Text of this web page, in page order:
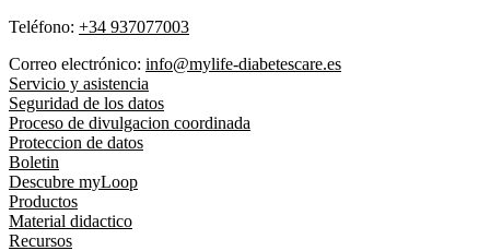
Teléfono: +34 937077003
Correo electrónico: info@mylife-diabetescare.es
Servicio y asistencia
Seguridad de los datos
Proceso de divulgacion coordinada
Proteccion de datos
Boletin
Descubre myLoop
Productos
Material didactico
Recursos